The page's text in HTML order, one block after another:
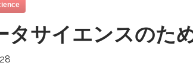
タサイエンスのた